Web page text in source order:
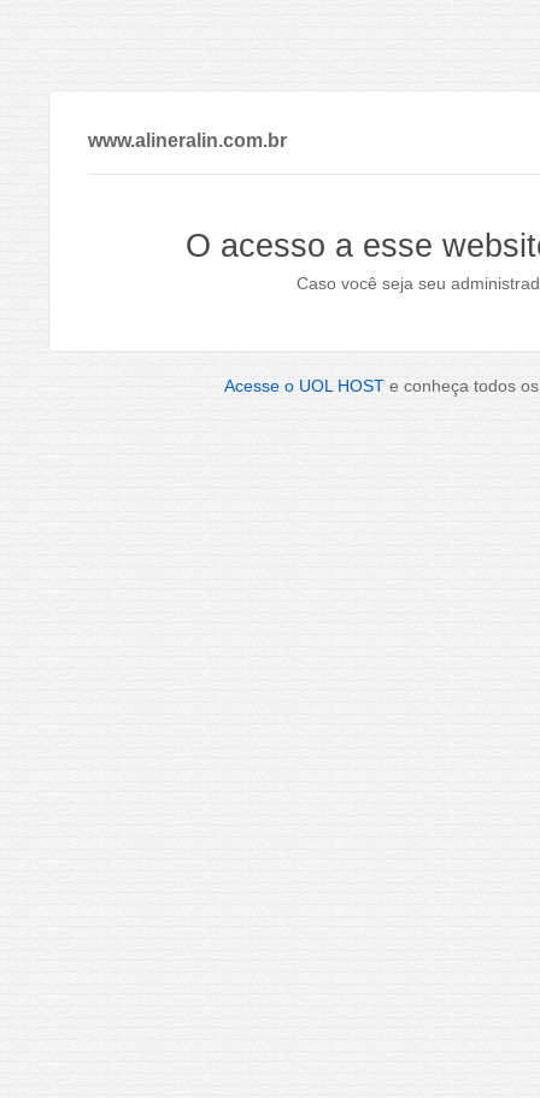
www.alineralin.com.br
O acesso a esse
Caso você seja seu
Acesse o UOL HOST e conheça todos